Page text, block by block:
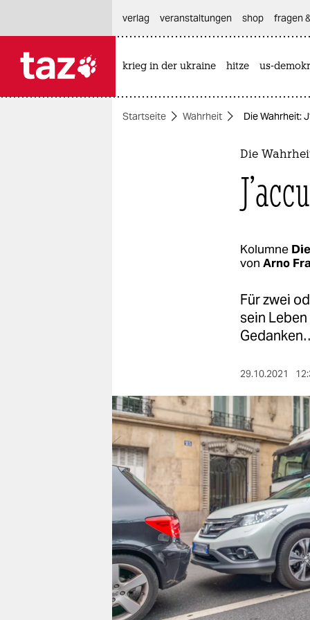
themen
verlag
verlag
veranstaltungen
shop
fragen & hilfe
unterstützen
abo
genossenschaft
verlag
veranstaltungen shop fragen
krieg in der ukraine hitze us-
Startseite Wahrheit Die Wahrheit:
Die
Kolumne
von Arno
Für zwei
sein
29.10.2021